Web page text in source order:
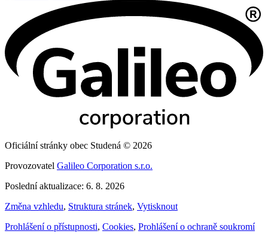
Oficiální stránky obec Studená © 2026
Provozovatel Galileo Corporation s.r.o.
Poslední aktualizace: 6. 8. 2026
Změna vzhledu, Struktura stránek, Vytisknout
Prohlášení o přístupnosti, Cookies, Prohlášení o ochraně soukromí